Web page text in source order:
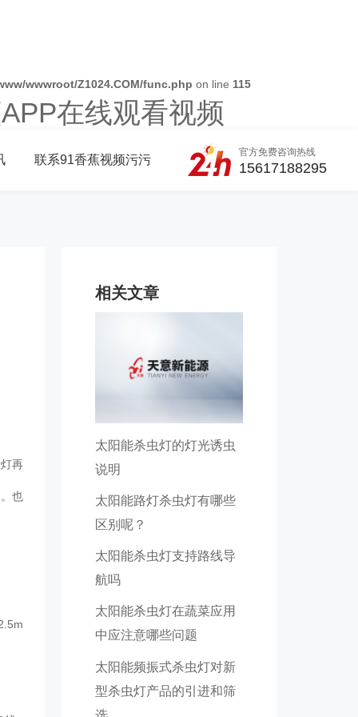
wwwroot/Z1024.COM/func.php on line 115
在线观看视频
联系91香蕉视频污污
官方免费咨询热线
15617188295
再
也
相关文章
太阳能杀虫灯的灯光诱虫
说明
太阳能路灯杀虫灯有哪些
区别呢？
太阳能杀虫灯支持路线导
航吗
太阳能杀虫灯在蔬菜应用
中应注意哪些问题
太阳能频振式杀虫灯对新
型杀虫灯产品的引进和筛